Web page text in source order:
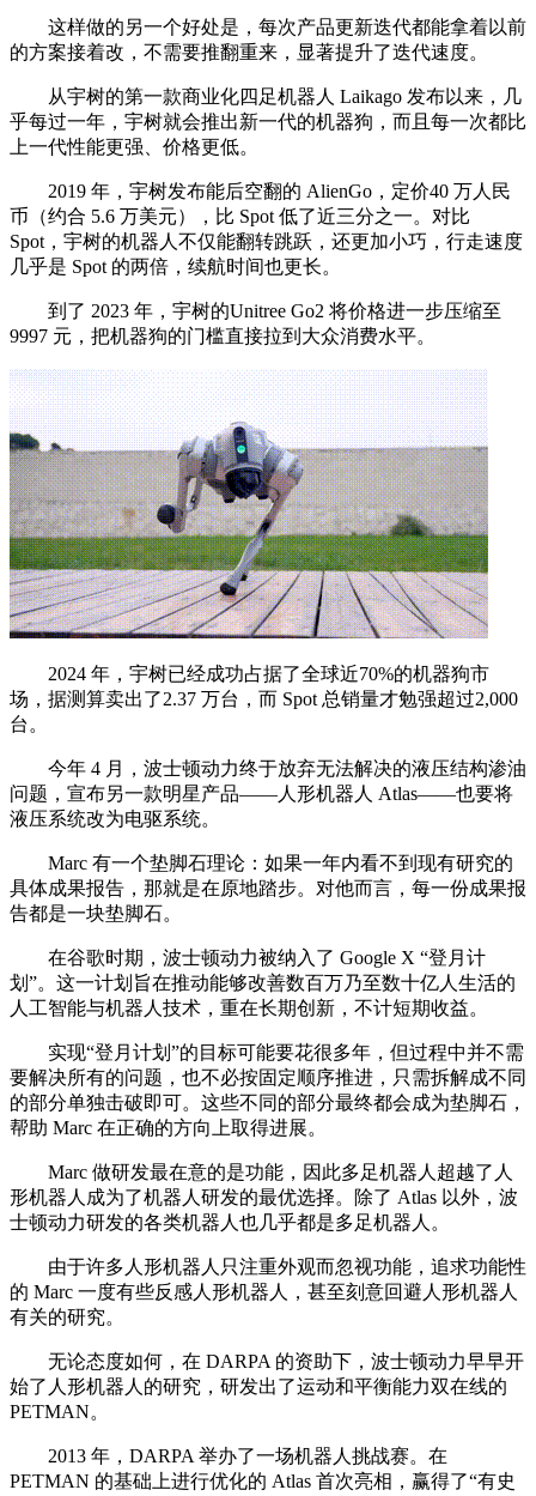
这样做的另一个好处是，每次产品更新迭代都能拿着以前
的方案接着改，不需要推翻重来，显著提升了迭代速度。
从宇树的第一款商业化四足机器人 Laikago 发布以来，几
乎每过一年，宇树就会推出新一代的机器狗，而且每一次都比
上一代性能更强、价格更低。
2019 年，宇树发布能后空翻的 AlienGo，定价40 万人民
币（约合 5.6 万美元），比 Spot 低了近三分之一。对比
Spot，宇树的机器人不仅能翻转跳跃，还更加小巧，行走速度
几乎是 Spot 的两倍，续航时间也更长。
到了 2023 年，宇树的Unitree Go2 将价格进一步压缩至
9997 元，把机器狗的门槛直接拉到大众消费水平。
2024 年，宇树已经成功占据了全球近70%的机器狗市
场，据测算卖出了2.37 万台，而 Spot 总销量才勉强超过2,000
台。
今年 4 月，波士顿动力终于放弃无法解决的液压结构渗油
问题，宣布另一款明星产品——人形机器人 Atlas——也要将
液压系统改为电驱系统。
Marc 有一个垫脚石理论：如果一年内看不到现有研究的
具体成果报告，那就是在原地踏步。对他而言，每一份成果报
告都是一块垫脚石。
在谷歌时期，波士顿动力被纳入了 Google X “登月计
划”。这一计划旨在推动能够改善数百万乃至数十亿人生活的
人工智能与机器人技术，重在长期创新，不计短期收益。
实现“登月计划”的目标可能要花很多年，但过程中并不需
要解决所有的问题，也不必按固定顺序推进，只需拆解成不同
的部分单独击破即可。这些不同的部分最终都会成为垫脚石，
帮助 Marc 在正确的方向上取得进展。
Marc 做研发最在意的是功能，因此多足机器人超越了人
形机器人成为了机器人研发的最优选择。除了 Atlas 以外，波
士顿动力研发的各类机器人也几乎都是多足机器人。
由于许多人形机器人只注重外观而忽视功能，追求功能性
的 Marc 一度有些反感人形机器人，甚至刻意回避人形机器人
有关的研究。
无论态度如何，在 DARPA 的资助下，波士顿动力早早开
始了人形机器人的研究，研发出了运动和平衡能力双在线的
PETMAN。
2013 年，DARPA 举办了一场机器人挑战赛。在
PETMAN 的基础上进行优化的 Atlas 首次亮相，赢得了“有史